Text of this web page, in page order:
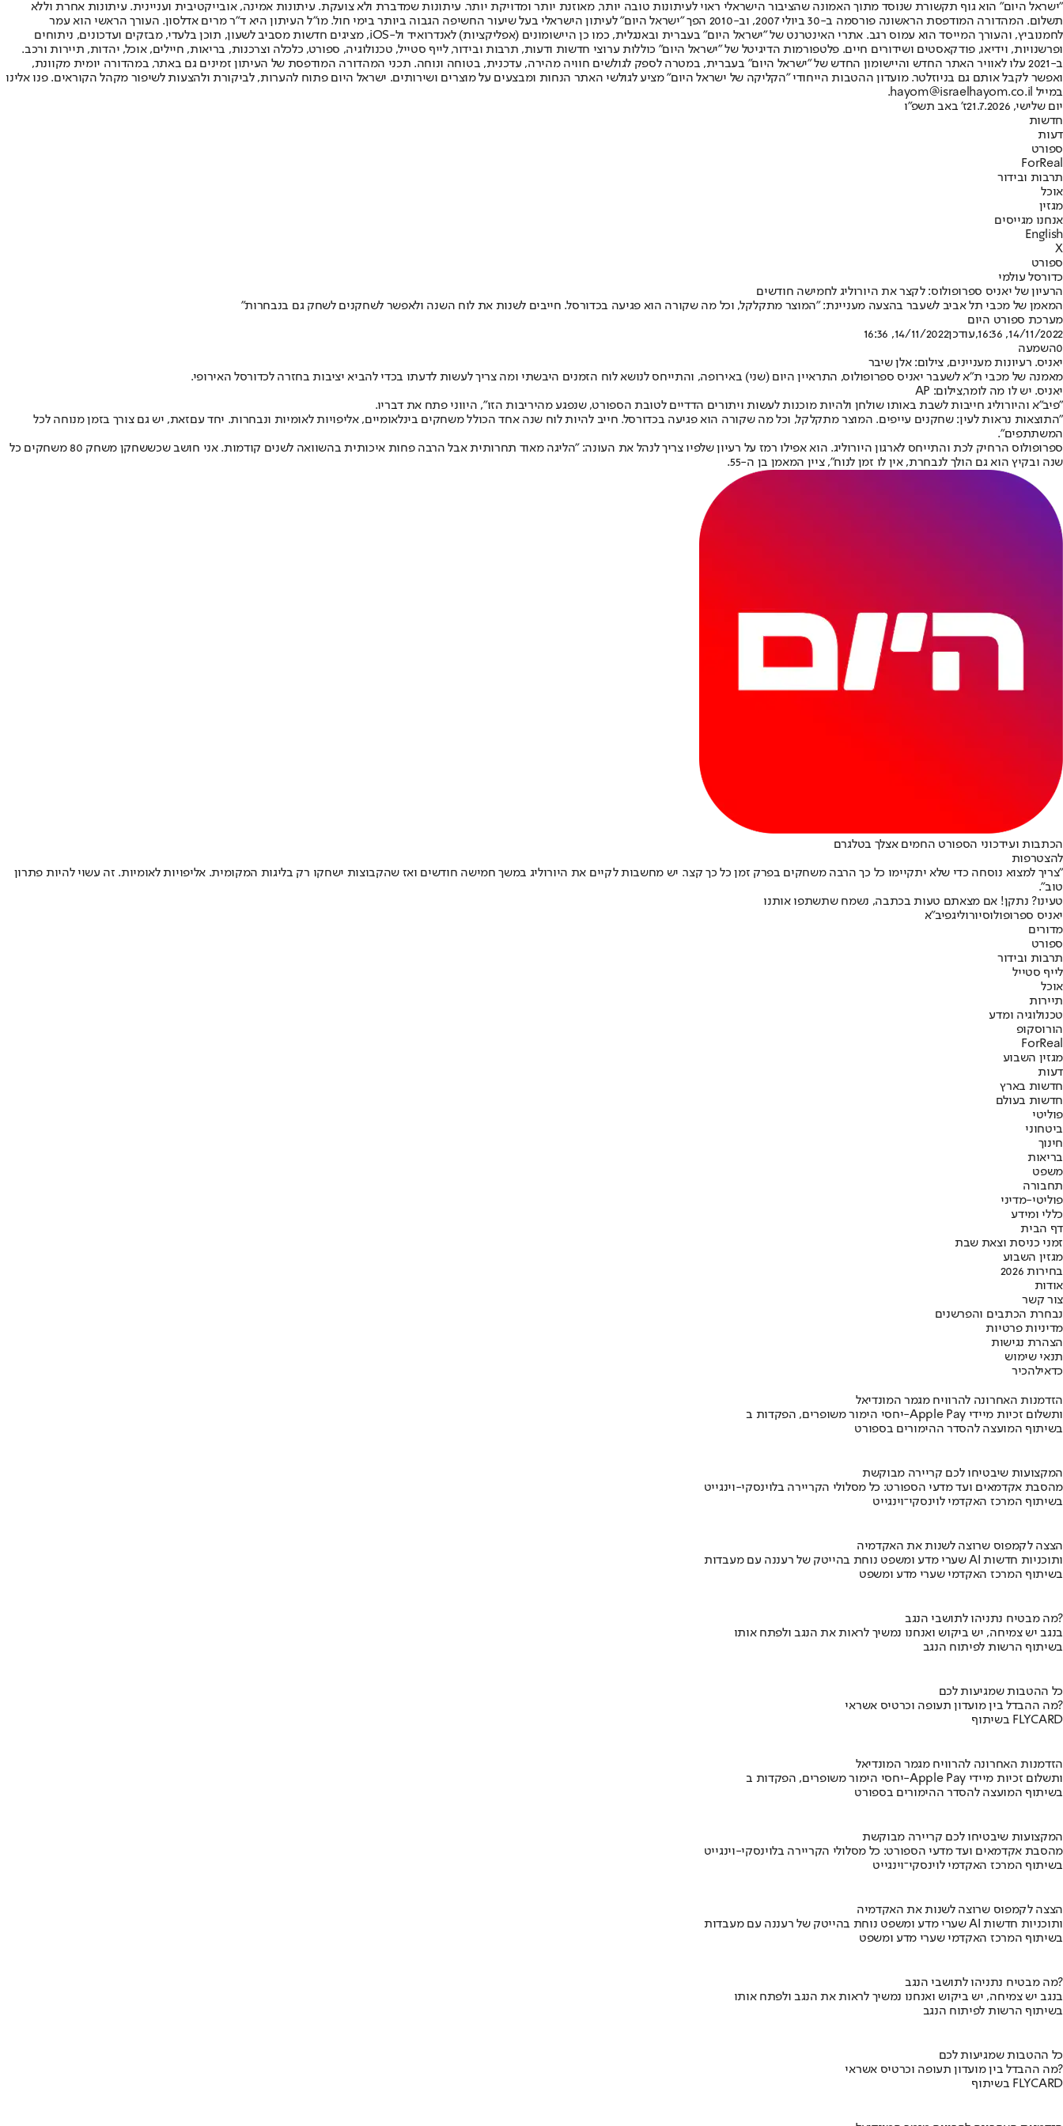
"ישראל היום" הוא גוף תקשורת שנוסד מתוך האמונה שהציבור הישראלי ראוי לעיתונות טובה יותר, מאוזנת יותר ומדויקת יותר. עיתונות שמדברת ולא צועקת. עיתונות אמינה, אובייקטיבית ועניינית. עיתונות אחרת וללא
תשלום. המהדורה המודפסת הראשונה פורסמה ב-30 ביולי 2007, וב-2010 הפך "ישראל היום" לעיתון הישראלי בעל שיעור החשיפה הגבוה ביותר בימי חול. מו"ל העיתון היא ד"ר מרים אדלסון. העורך הראשי הוא עמר
לחמנוביץ, והעורך המייסד הוא עמוס רגב. אתרי האינטרנט של "ישראל היום" בעברית ובאנגלית, כמו כן היישומונים (אפליקציות) לאנדרואיד ול-iOS, מציגים חדשות מסביב לשעון, תוכן בלעדי, מבזקים ועדכונים, ניתוחים
ופרשנויות, וידיאו, פודקאסטים ושידורים חיים. פלטפורמות הדיגיטל של "ישראל היום" כוללות ערוצי חדשות ודעות, תרבות ובידור, לייף סטייל, טכנולוגיה, ספורט, כלכלה וצרכנות, בריאות, חיילים, אוכל, יהדות, תיירות ורכב.
ב-2021 עלו לאוויר האתר החדש והיישומון החדש של "ישראל היום" בעברית, במטרה לספק לגולשים חוויה מהירה, עדכנית, בטוחה ונוחה. תכני המהדורה המודפסת של העיתון זמינים גם באתר, במהדורה יומית מקוונת,
ואפשר לקבל אותם גם בניוזלטר. מועדון ההטבות הייחודי "הקליקה של ישראל היום" מציע לגולשי האתר הנחות ומבצעים על מוצרים ושירותים. ישראל היום פתוח להערות, לביקורת ולהצעות לשיפור מקהל הקוראים. פנו אלינו
במייל hayom@israelhayom.co.il.
יום שלישי, 21.7.2026
ז' באב תשפ"ו
חדשות
דעות
ספורט
ForReal
תרבות ובידור
אוכל
מגזין
אנחנו מגייסים
English
X
ספורט
כדורסל עולמי
הרעיון של יאניס ספרופולוס: לקצר את היורוליג לחמישה חודשים
המאמן של מכבי תל אביב לשעבר בהצעה מעניינת: "המוצר מתקלקל, וכל מה שקורה הוא פגיעה בכדורסל. חייבים לשנות את לוח השנה ולאפשר לשחקנים לשחק גם בנבחרות"
מערכת ספורט היום
14/11/2022, 16:36
,עודכן14/11/2022, 16:36
0השמעה
יאניס. רעיונות מעניינים, צילום: אלן שיבר
מאמנה של מכבי ת"א לשעבר יאניס ספרופולוס, התראיין היום (שני) באירופה, והתייחס לנושא לוח הזמנים היבשתי ומה צריך לעשות לדעתו בכדי להביא יציבות בחזרה לכדורסל האירופי.
יאניס. יש לו מה לומר,צילום: AP
"פיב"א והיורוליג חייבות לשבת באותו שולחן ולהיות מוכנות לעשות ויתורים הדדיים לטובת הספורט, שנפגע מהיריבות הזו", היווני פתח את דבריו.
"התוצאות נראות לעין: שחקנים עייפים. המוצר מתקלקל, וכל מה שקורה הוא פגיעה בכדורסל. חייב להיות לוח שנה אחד הכולל משחקים בינלאומיים, אליפויות לאומיות ונבחרות. יחד עםזאת, יש גם צורך בזמן מנוחה לכל
המשתתפים".
ספרופולוס הרחיק לכת והתייחס לארגון היורוליג. הוא אפילו רמז על רעיון שלפיו צריך לנהל את העונה: "ה
ליגה מאוד תחרותית אבל הרבה פחות איכותית בהשוואה לשנים קודמות. אני חושב שכששחקן משחק 80 משחקים כל
שנה ובקיץ הוא גם הולך לנבחרת, אין לו זמן לנוח", ציין המאמן בן ה-55.
הכתבות ועידכוני הספורט החמים אצלך בטלגרם
להצטרפות
"צריך למצוא נוסחה כדי שלא יתקיימו כל כך הרבה משחקים בפרק זמן כל כך קצר. יש מחשבות לקיים את היורוליג במשך חמישה חודשים ואז שהקבוצות ישחקו רק בליגות המקומית. אליפויות לאומיות. זה עשוי להיות פתרון
טוב".
טעינו? נתקן! אם מצאתם טעות בכתבה, נשמח שתשתפו אותנו
יאניס ספרופולוסיורוליגפיב"א
מדורים
ספורט
תרבות ובידור
לייף סטייל
אוכל
תיירות
טכנולוגיה ומדע
הורוסקופ
ForReal
מגזין השבוע
דעות
חדשות בארץ
חדשות בעולם
פוליטי
ביטחוני
חינוך
בריאות
משפט
תחבורה
פוליטי-מדיני
כללי ומידע
דף הבית
זמני כניסת וצאת שבת
מגזין השבוע
בחירות 2026
אודות
צור קשר
נבחרת הכתבים והפרשנים
מדיניות פרטיות
הצהרת נגישות
תנאי שימוש
כדאילהכיר
הזדמנות האחרונה להרוויח מגמר המונדיאל
יחסי הימור משופרים, הפקדות ב-Apple Pay ותשלום זכיות מיידי
בשיתוף המועצה להסדר ההימורים בספורט
המקצועות שיבטיחו לכם קריירה מבוקשת
מהסבת אקדמאים ועד מדעי הספורט: כל מסלולי הקריירה בלוינסקי-וינגייט
בשיתוף המרכז האקדמי לוינסקי־וינגייט
הצצה לקמפוס שרוצה לשנות את האקדמיה
שערי מדע ומשפט נוחת בהייטק של רעננה עם מעבדות AI ותוכניות חדשות
בשיתוף המרכז האקדמי שערי מדע ומשפט
מה מבטיח נתניהו לתושבי הנגב?
בנגב יש צמיחה, יש ביקוש ואנחנו נמשיך לראות את הנגב ולפתח אותו
בשיתוף הרשות לפיתוח הנגב
כל ההטבות שמגיעות לכם
מה ההבדל בין מועדון תעופה וכרטיס אשראי?
בשיתוף FLYCARD
הזדמנות האחרונה להרוויח מגמר המונדיאל
יחסי הימור משופרים, הפקדות ב-Apple Pay ותשלום זכיות מיידי
בשיתוף המועצה להסדר ההימורים בספורט
המקצועות שיבטיחו לכם קריירה מבוקשת
מהסבת אקדמאים ועד מדעי הספורט: כל מסלולי הקריירה בלוינסקי-וינגייט
בשיתוף המרכז האקדמי לוינסקי־וינגייט
הצצה לקמפוס שרוצה לשנות את האקדמיה
שערי מדע ומשפט נוחת בהייטק של רעננה עם מעבדות AI ותוכניות חדשות
בשיתוף המרכז האקדמי שערי מדע ומשפט
מה מבטיח נתניהו לתושבי הנגב?
בנגב יש צמיחה, יש ביקוש ואנחנו נמשיך לראות את הנגב ולפתח אותו
בשיתוף הרשות לפיתוח הנגב
כל ההטבות שמגיעות לכם
מה ההבדל בין מועדון תעופה וכרטיס אשראי?
בשיתוף FLYCARD